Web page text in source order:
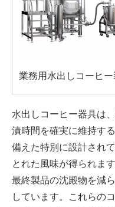
業務用水出しコーヒー
置
水出しコーヒー器具は
漬時間を確実に維持す
備えた特別に設計され
とれた風味が得られま
最終製品の沈殿物を減
しています。これらの